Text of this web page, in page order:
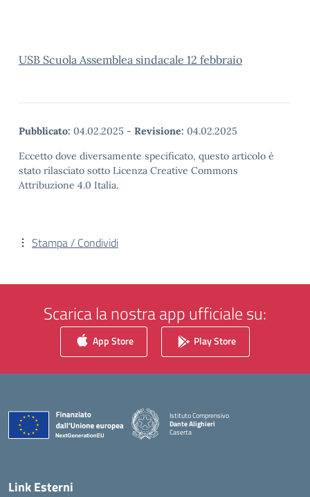
USB Scuola Assemblea sindacale 12 febbraio
Pubblicato: 04.02.2025 - Revisione: 04.02.2025
Eccetto dove diversamente specificato, questo articolo è
stato rilasciato sotto Licenza Creative Commons
Attribuzione 4.0 Italia.
Stampa / Condividi
Scarica la nostra app ufficiale su:
App Store Play Store
Istituto Comprensivo
Dante Alighieri
Caserta
Link Esterni